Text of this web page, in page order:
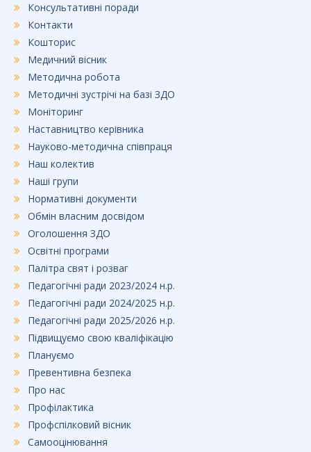
Консультативні поради
Контакти
Кошторис
Медичний вісник
Методична робота
Методичні зустрічі на базі ЗДО
Моніторинг
Наставництво керівника
Науково-методична співпраця
Наш колектив
Наші групи
Нормативні документи
Обмін власним досвідом
Оголошення ЗДО
Освітні програми
Палітра свят і розваг
Педагогічні ради 2023/2024 н.р.
Педагогічні ради 2024/2025 н.р.
Педагогічні ради 2025/2026 н.р.
Підвищуємо свою кваліфікацію
Плануємо
Превентивна безпека
Про нас
Профілактика
Профспілковий вісник
Самооцінювання